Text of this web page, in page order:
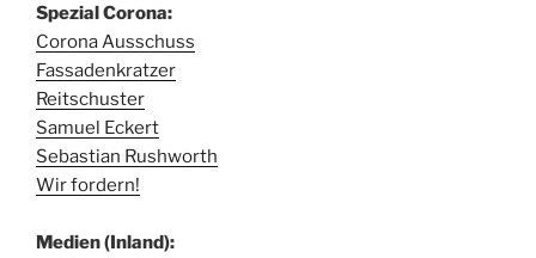
Spezial Corona:
Corona Ausschuss
Fassadenkratzer
Reitschuster
Samuel Eckert
Sebastian Rushworth
Wir fordern!
Medien (Inland):